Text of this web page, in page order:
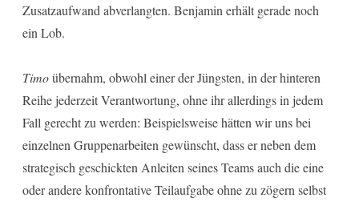
Zusatzaufwand abverlangten. Benjamin erhält gerade noch
ein Lob.
Timoübernahm, obwohl einer der Jüngsten, in der hinteren
Reihe jederzeit Verantwortung, ohne ihr allerdings in jedem
Fall gerecht zu werden: Beispielsweise hätten wir uns bei
einzelnen Gruppenarbeiten gewünscht, dass er neben dem
strategisch geschickten Anleiten seines Teams auch die eine
oder andere konfrontative Teilaufgabe ohne zu zögern selbst